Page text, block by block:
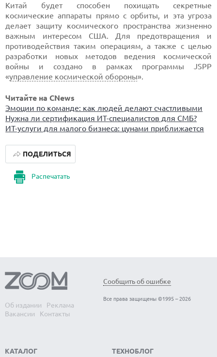
Китай будет способен похищать секретные
космические аппараты прямо с орбиты, и эта угроза
делает защиту космического пространства жизненно
важным интересом США. Для предотвращения и
противодействия таким операциям, а также с целью
разработки новых методов ведения космической
войны и создано в рамках программы JSPP
«управление космической обороны».
Читайте на CNews
Эмоции по команде: как людей делают счастливыми
Нужна ли сертификация ИТ-специалистов для СМБ?
ИТ-услуги для малого бизнеса: цунами приближается
Распечатать
ПОДЕЛИТЬСЯ
Об издании
Реклама
Вакансии
Контакты
Сообщить об ошибке
Все права защищены ©1995 – 2026
КАТАЛОГ ТЕХНОБЛОГ